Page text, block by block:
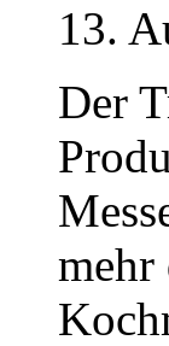
13.
Der
mehr